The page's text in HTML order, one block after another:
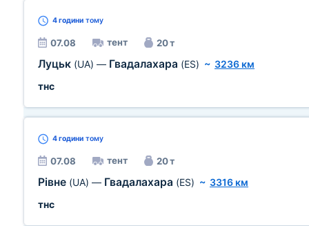
4 години тому
07.08 тент 20 т
Луцьк (UA) — Гвадалахара (ES) ~ 3236 км
тнс
4 години тому
07.08 тент 20 т
Рівне (UA) — Гвадалахара (ES) ~ 3316 км
тнс